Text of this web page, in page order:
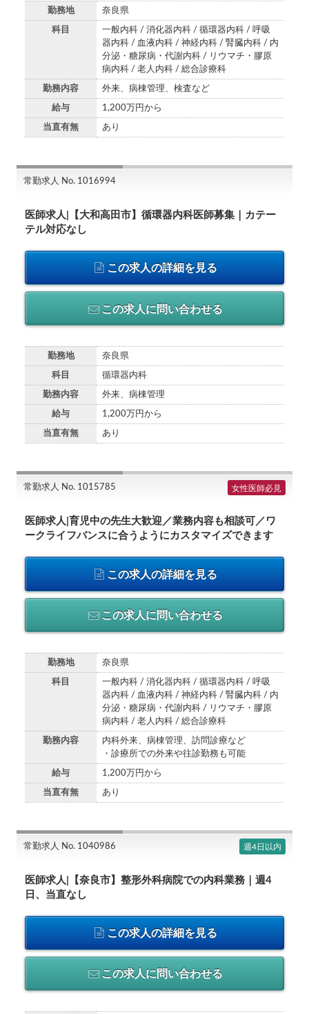
勤務地 奈良県
科目
一般内科 / 消化器内科 / 循環器内科 / 呼吸
器内科 / 血液内科 / 神経内科 / 腎臓内科 / 内
分泌・糖尿病・代謝内科 / リウマチ・膠原
病内科 / 老人内科 / 総合診療科
勤務内容 外来、病棟管理、検査など
給与 1,200万円から
当直有無 あり
常勤求人 No. 1016994
医師求人|【大和高田市】循環器内科医師募集｜カテー
テル対応なし
この求人の詳細を見る
この求人に問い合わせる
勤務地 奈良県
科目 循環器内科
勤務内容 外来、病棟管理
給与 1,200万円から
当直有無 あり
常勤求人 No. 1015785 女性医師必見
医師求人|育児中の先生大歓迎／業務内容も相談可／ワ
ークライフバンスに合うようにカスタマイズできます
この求人の詳細を見る
この求人に問い合わせる
勤務地 奈良県
科目
一般内科 / 消化器内科 / 循環器内科 / 呼吸
器内科 / 血液内科 / 神経内科 / 腎臓内科 / 内
分泌・糖尿病・代謝内科 / リウマチ・膠原
病内科 / 老人内科 / 総合診療科
勤務内容
内科外来、病棟管理、訪問診療など
・診療所での外来や往診勤務も可能
給与 1,200万円から
当直有無 あり
常勤求人 No. 1040986 週4日以内
医師求人|【奈良市】整形外科病院での内科業務｜週4
日、当直なし
この求人の詳細を見る
この求人に問い合わせる